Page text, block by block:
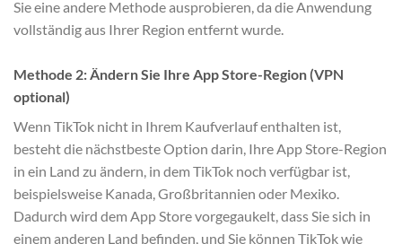
Sie eine andere Methode ausprobieren, da die Anwendung
vollständig aus Ihrer Region entfernt wurde.
Methode 2: Ändern Sie Ihre App Store-Region (VPN
optional)
Wenn TikTok nicht in Ihrem Kaufverlauf enthalten ist,
besteht die nächstbeste Option darin, Ihre App Store-Region
in ein Land zu ändern, in dem TikTok noch verfügbar ist,
beispielsweise Kanada, Großbritannien oder Mexiko.
Dadurch wird dem App Store vorgegaukelt, dass Sie sich in
einem anderen Land befinden, und Sie können TikTok wie